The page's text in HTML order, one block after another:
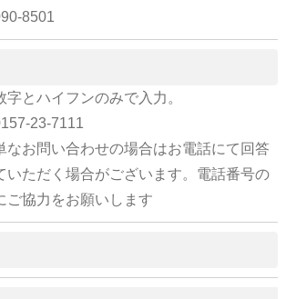
8501
字とハイフンのみで入力。
23-7111
なお問い合わせの場合はお電話にて回答
いただく場合がございます。電話番号の
ご協力をお願いします